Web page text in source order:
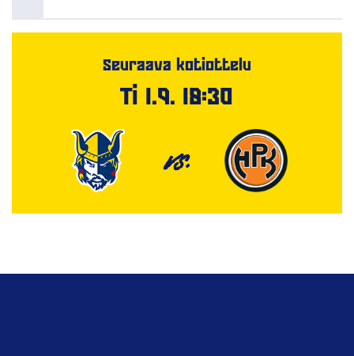
Seuraava kotiottelu
Ti 1.9. 18:30
VS.